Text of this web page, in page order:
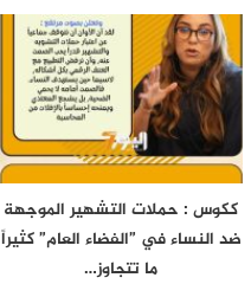
ككوس : حملات التشهير الموجهة
ضد النساء في ”الفضاء العام” كثيراً
ما تتجاوز…